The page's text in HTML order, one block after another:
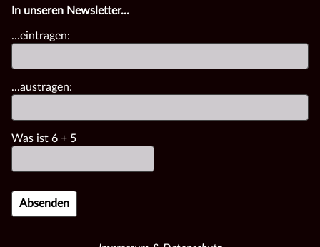
In unseren Newsletter...
...eintragen:
...austragen:
Was ist 6 + 5